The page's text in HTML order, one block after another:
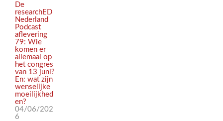
De
researchED
Nederland
Podcast
aflevering
79: Wie
komen er
allemaal op
het congres
van 13 juni?
En: wat zijn
wenselijke
moeilijkhed
en?
04/06/202
6